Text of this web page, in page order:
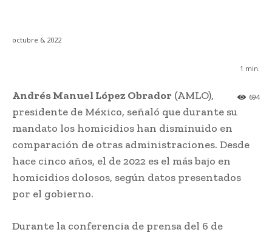
octubre 6, 2022
1 min.
694
Andrés Manuel López Obrador (AMLO),
presidente de México, señaló que durante su
mandato los homicidios han disminuido en
comparación de otras administraciones. Desde
hace cinco años, el de 2022 es el más bajo en
homicidios dolosos, según datos presentados
por el gobierno.
Durante la conferencia de prensa del 6 de